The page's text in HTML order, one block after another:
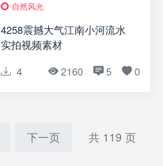
自然风光
4258震撼大气江南小河流水
实拍视频素材
4
2160 5 0
下一页 共 119 页